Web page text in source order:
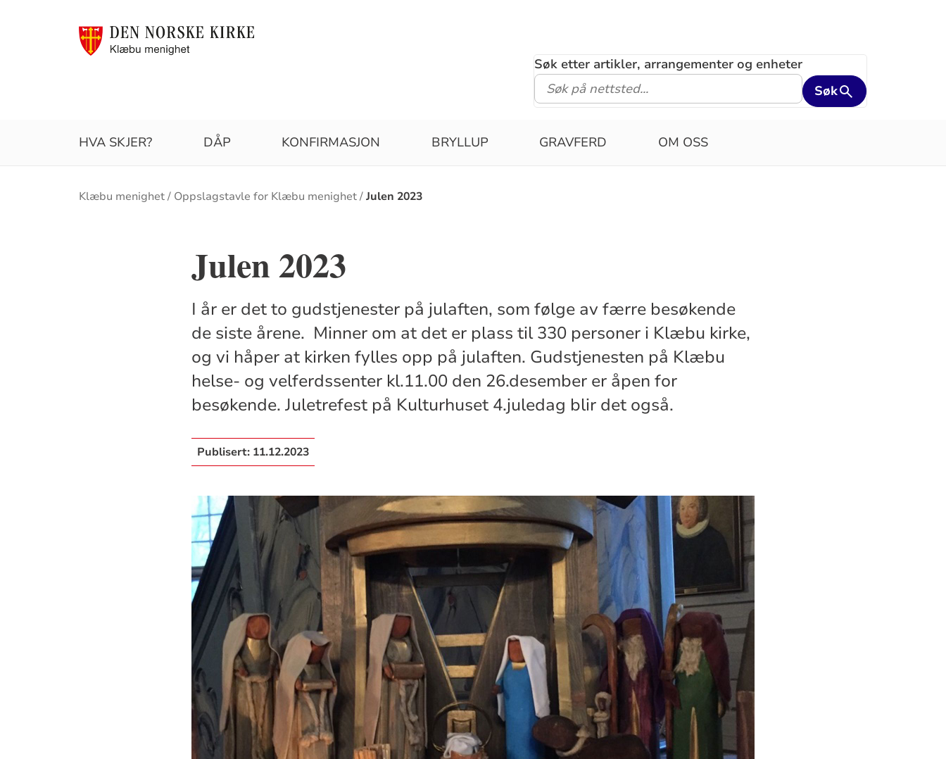
Søk etter artikler, arrangementer og enheter
Søk
HVA SKJER? DÅP KONFIRMASJON BRYLLUP GRAVFERD OM OSS
Brødsmulesti
Klæbu menighet Oppslagstavle for Klæbu menighet Julen 2023
Julen 2023
I år er det to gudstjenester på julaften, som følge av færre besøkende
de siste årene. Minner om at det er plass til 330 personer i Klæbu kirke,
og vi håper at kirken fylles opp på julaften. Gudstjenesten på Klæbu
helse- og velferdssenter kl.11.00 den 26.desember er åpen for
besøkende. Juletrefest på Kulturhuset 4.juledag blir det også.
Publisert: 11.12.2023